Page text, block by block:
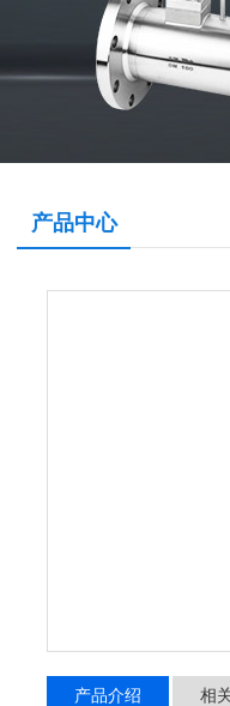
产品中心
产品介绍 相